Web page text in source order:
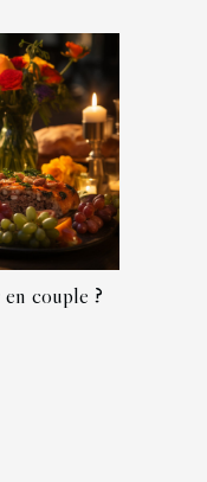
couple ?